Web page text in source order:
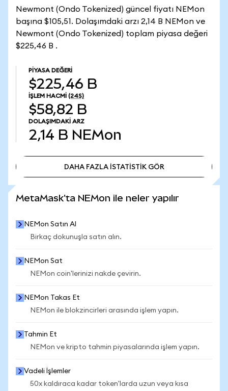
Newmont (Ondo Tokenized) güncel fiyatı NEMon
başına $105,51. Dolaşımdaki arzı 2,14 B NEMon ve
Newmont (Ondo Tokenized) toplam piyasa değeri
$225,46 B .
PIYASA DEĞERI
$225,46 B
İŞLEM HACMI (24S)
$58,82 B
DOLAŞIMDAKI ARZ
2,14 B NEMon
DAHA FAZLA İSTATİSTİK GÖR
MetaMask'ta NEMon ile neler yapılır
NEMon Satın Al
Birkaç dokunuşla satın alın.
NEMon Sat
NEMon coin'lerinizi nakde çevirin.
NEMon Takas Et
NEMon ile blokzincirleri arasında işlem yapın.
Tahmin Et
NEMon ve kripto tahmin piyasalarında işlem yapın.
Vadeli İşlemler
50x kaldıraca kadar token'larda uzun veya kısa